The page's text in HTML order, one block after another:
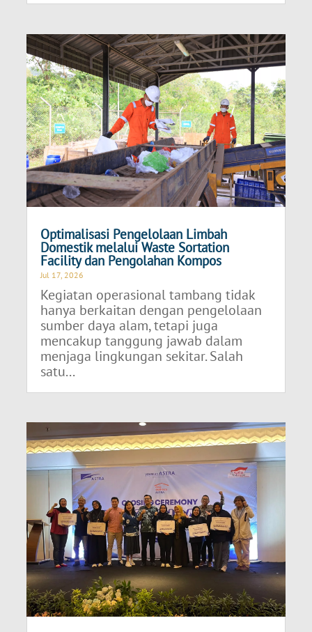
Optimalisasi Pengelolaan Limbah
Domestik melalui Waste Sortation
Facility dan Pengolahan Kompos
Jul 17, 2026
Kegiatan operasional tambang tidak
hanya berkaitan dengan pengelolaan
sumber daya alam, tetapi juga
mencakup tanggung jawab dalam
menjaga lingkungan sekitar. Salah
satu...